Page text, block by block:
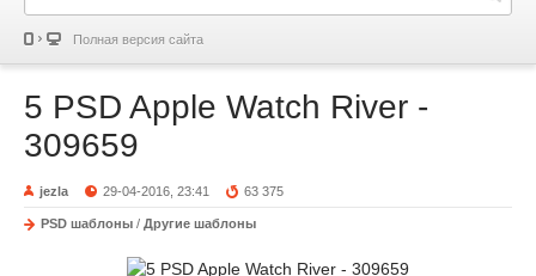
Полная версия сайта
5 PSD Apple Watch River -
309659
jezla 29-04-2016, 23:41 63 375
PSD шаблоны / Другие шаблоны